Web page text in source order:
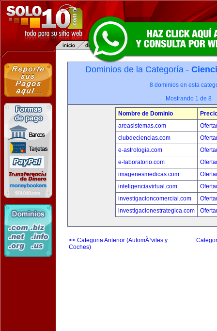
Dominios de la Categoría -
8 dominios en esta
Mostrando 1 de 8
Nombre de Dominio
areasistemas.com
clubdeciencias.com
e-astrologia.com
e-laboratorio.com
imagenesmedicas.com
inteligenciavirtual.com
investigacioncomercial.com
investigacionestrategica.com
<< Categoria Anterior (AutomÃ³viles y
Coches)